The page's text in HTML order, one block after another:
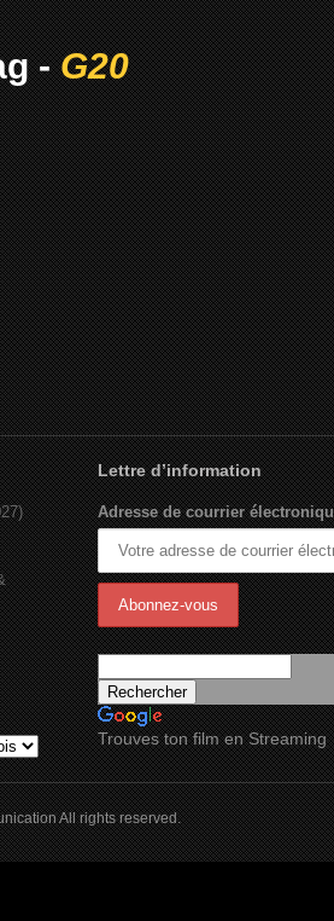
-G20
Lettre d’information
Adresse de courrier
Trouves ton film en Streaming
All rights reserved.